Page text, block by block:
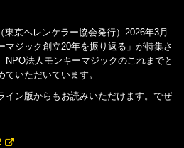
京ヘレンケラー協会発行）2026年3月
マジック創立20年を振り返る」が特集さ
NPO法人モンキーマジックのこれまでと
ていただいています。
イン版からもお読みいただけます。でぜ